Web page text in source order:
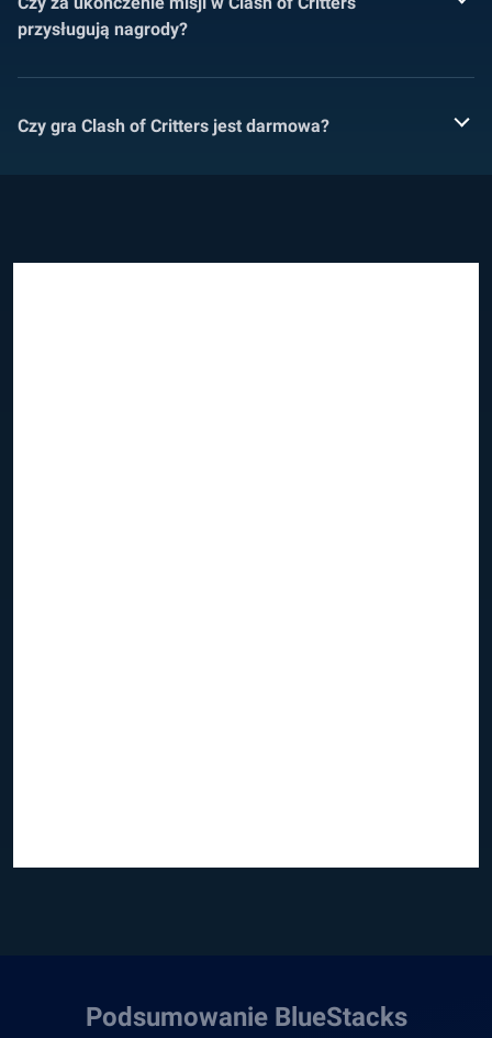
przysługują nagrody?
Czy gra Clash of Critters jest darmowa?
Podsumowanie BlueStacks